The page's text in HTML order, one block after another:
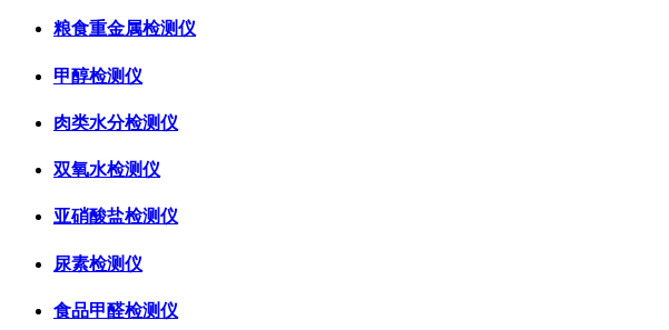
粮食重金属检测仪
甲醇检测仪
肉类水分检测仪
双氧水检测仪
亚硝酸盐检测仪
尿素检测仪
食品甲醛检测仪